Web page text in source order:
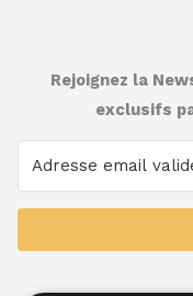
Rejoignez la
exclusifs